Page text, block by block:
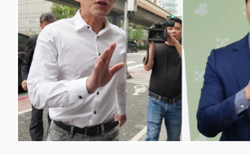
「白海豚」雨炸新北！通報109件災
損最多
白海豚挾豪雨狂炸新北！時雨量破百
砸落毀車